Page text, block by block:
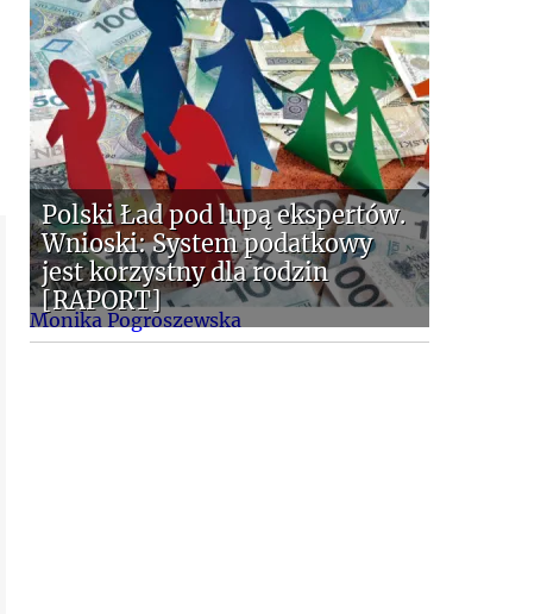
Monika Pogroszewska
Polski Ład pod lupą ekspertów.
Wnioski: System podatkowy
jest korzystny dla rodzin
[RAPORT]